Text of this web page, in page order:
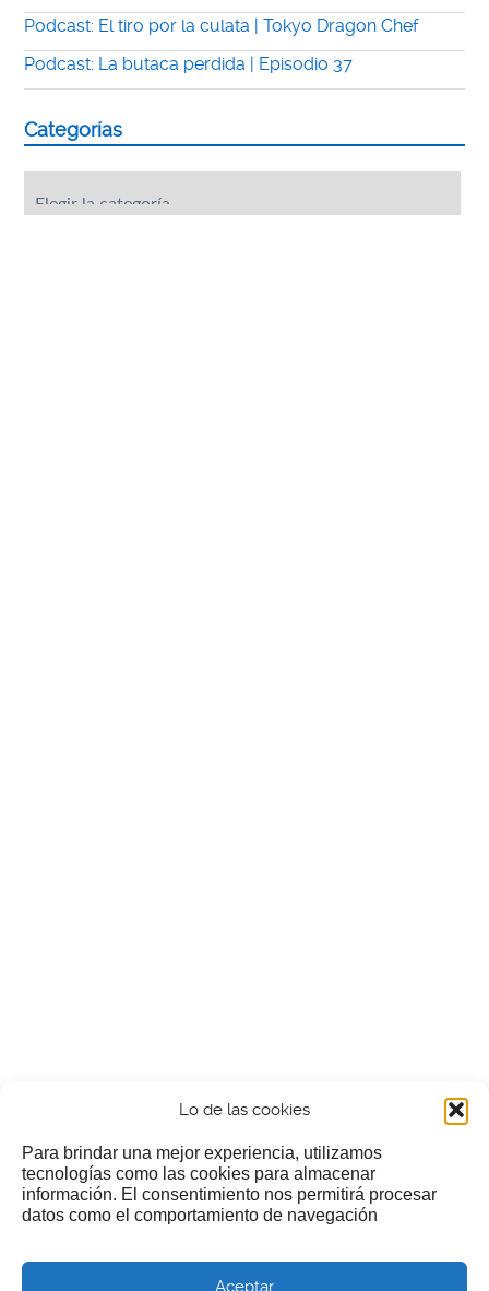
Lo de las cookies
Para brindar una mejor experiencia, utilizamos
tecnologías como las cookies para almacenar
información. El consentimiento nos permitirá procesar
datos como el comportamiento de navegación
Aceptar
Podcast: El tiro por la culata | Tokyo Dragon Chef
Podcast: La butaca perdida | Episodio 37
Categorías
¿Nos invitas a un cafecillo?
Si te gusta nuestra web puedes echar limosna a estos